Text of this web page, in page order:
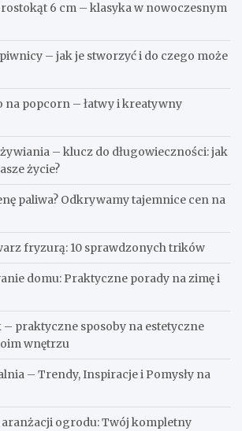
6 cm – klasyka w nowoczesnym
– jak je stworzyć i do czego może
na popcorn – łatwy i kreatywny
– klucz do długowieczności: jak
życie?
paliwa? Odkrywamy tajemnice cen na
fryzurą: 10 sprawdzonych trików
domu: Praktyczne porady na zimę i
praktyczne sposoby na estetyczne
wnętrzu
– Trendy, Inspiracje i Pomysły na
aranżacji ogrodu: Twój kompletny